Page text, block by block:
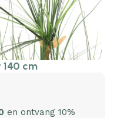
cm
en ontvang 10%